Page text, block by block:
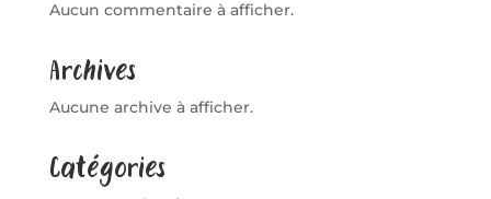
Aucun commentaire à afficher.
Archives
Aucune archive à afficher.
Catégories